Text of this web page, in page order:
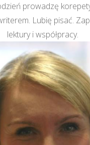
prowadzę
Lubię pisać.
lektury i współpracy.